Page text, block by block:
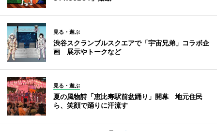
見る・遊ぶ
渋谷スクランブルスクエアで「宇宙兄弟」コラボ企
画 展示やトークなど
見る・遊ぶ
夏の風物詩「恵比寿駅前盆踊り」開幕 地元住民
ら、笑顔で踊りに汗流す